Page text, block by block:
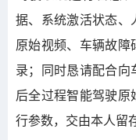
据、系统激活状态、
原始视频、车辆故
录；同时恳请配合
后全过程智能驾驶
行参数，交由本人留